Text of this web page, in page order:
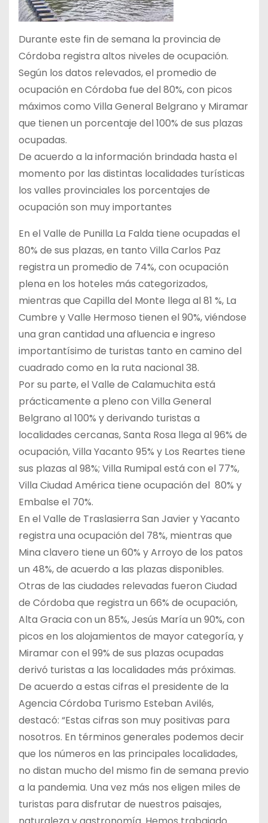
Durante este fin de semana la provincia de
Córdoba registra altos niveles de ocupación.
Según los datos relevados, el promedio de
ocupación en Córdoba fue del 80%, con picos
máximos como Villa General Belgrano y Miramar
que tienen un porcentaje del 100% de sus plazas
ocupadas.
De acuerdo a la información brindada hasta el
momento por las distintas localidades turísticas
los valles provinciales los porcentajes de
ocupación son muy importantes
En el Valle de Punilla La Falda tiene ocupadas el
80% de sus plazas, en tanto Villa Carlos Paz
registra un promedio de 74%, con ocupación
plena en los hoteles más categorizados,
mientras que Capilla del Monte llega al 81 %, La
Cumbre y Valle Hermoso tienen el 90%, viéndose
una gran cantidad una afluencia e ingreso
importantísimo de turistas tanto en camino del
cuadrado como en la ruta nacional 38.
Por su parte, el Valle de Calamuchita está
prácticamente a pleno con Villa General
Belgrano al 100% y derivando turistas a
localidades cercanas, Santa Rosa llega al 96% de
ocupación, Villa Yacanto 95% y Los Reartes tiene
sus plazas al 98%; Villa Rumipal está con el 77%,
Villa Ciudad América tiene ocupación del 80% y
Embalse el 70%.
En el Valle de Traslasierra San Javier y Yacanto
registra una ocupación del 78%, mientras que
Mina clavero tiene un 60% y Arroyo de los patos
un 48%, de acuerdo a las plazas disponibles.
Otras de las ciudades relevadas fueron Ciudad
de Córdoba que registra un 66% de ocupación,
Alta Gracia con un 85%, Jesús María un 90%, con
picos en los alojamientos de mayor categoría, y
Miramar con el 99% de sus plazas ocupadas
derivó turistas a las localidades más próximas.
De acuerdo a estas cifras el presidente de la
Agencia Córdoba Turismo Esteban Avilés,
destacó: “Estas cifras son muy positivas para
nosotros. En términos generales podemos decir
que los números en las principales localidades,
no distan mucho del mismo fin de semana previo
a la pandemia. Una vez más nos eligen miles de
turistas para disfrutar de nuestros paisajes,